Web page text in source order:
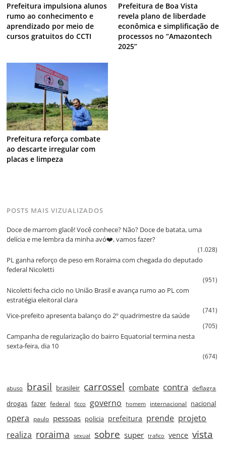
Prefeitura impulsiona alunos
rumo ao conhecimento e
aprendizado por meio de
cursos gratuitos do CCTI
Prefeitura de Boa Vista
revela plano de liberdade
econômica e simplificação de
processos no “Amazontech
2025”
Prefeitura reforça combate
ao descarte irregular com
placas e limpeza
POSTS MAIS VIZUALIZADOS
Doce de marrom glacê! Você conhece? Não? Doce de batata, uma
delícia e me lembra da minha avó❤️, vamos fazer?
(1.028)
PL ganha reforço de peso em Roraima com chegada do deputado
federal Nicoletti
(951)
Nicoletti fecha ciclo no União Brasil e avança rumo ao PL com
estratégia eleitoral clara
(741)
Vice‑prefeito apresenta balanço do 2º quadrimestre da saúde
(705)
Campanha de regularização do bairro Equatorial termina nesta
sexta‑feira, dia 10
(674)
abuso brasil brasileir carrossel combate contra deflagra
drogas fazer federal ficco governo homem internacional nacional
opera paulo pessoas policia prefeitura prende projeto
realiza roraima sexual sobre super trafico vence vista